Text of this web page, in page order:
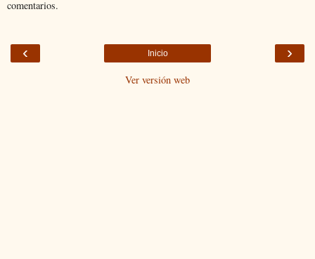
comentarios.
‹ ›
Inicio
Ver versión web